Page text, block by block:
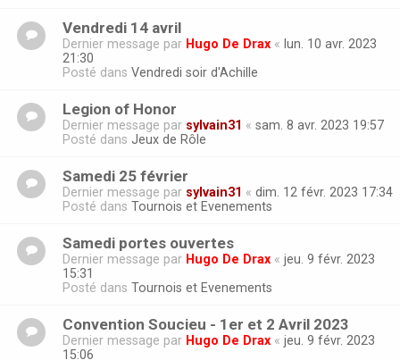
Vendredi 14 avril
Dernier message par Hugo De Drax « lun. 10 avr. 2023
21:30
Posté dans Vendredi soir d'Achille
Legion of Honor
Dernier message par sylvain31 « sam. 8 avr. 2023 19:57
Posté dans Jeux de Rôle
Samedi 25 février
Dernier message par sylvain31 « dim. 12 févr. 2023 17:34
Posté dans Tournois et Evenements
Samedi portes ouvertes
Dernier message par Hugo De Drax « jeu. 9 févr. 2023
15:31
Posté dans Tournois et Evenements
Convention Soucieu - 1er et 2 Avril 2023
Dernier message par Hugo De Drax « jeu. 9 févr. 2023
15:06